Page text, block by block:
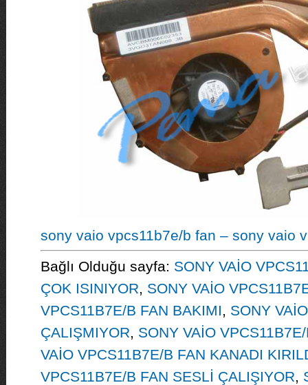
sony vaio vpcs11b7e/b fan – sony vaio
Bağlı Olduğu sayfa: SONY VAİO
ÇOK ISINIYOR, SONY VAİO
VPCS11B7E/B FAN BAKIMI, SONY
ÇALIŞMIYOR, SONY VAİO
VAİO VPCS11B7E/B FAN KANADI
VPCS11B7E/B FAN SESLİ ÇALIŞIYOR,